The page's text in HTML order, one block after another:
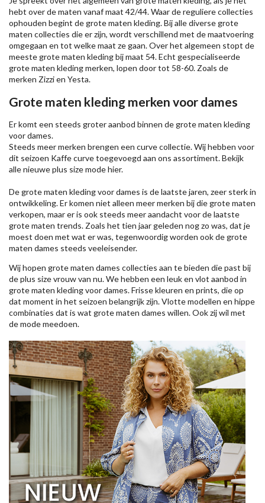
hebt over de maten vanaf maat 42/44. Waar de reguliere collecties
ophouden begint de grote maten kleding. Bij alle diverse grote
maten collecties die er zijn, wordt verschillend met de maatvoering
omgegaan en tot welke maat ze gaan. Over het algemeen stopt de
meeste grote maten kleding bij maat 54. Echt gespecialiseerde
grote maten kleding merken, lopen door tot 58-60. Zoals de
merken Zizzien Yesta.
Grote maten kleding merken voor dames
Er komt een steeds groter aanbod binnen de grote maten kleding
voor dames.
Steeds meer merken brengen een curve collectie. Wij hebben voor
dit seizoen Kaffecurve toegevoegd aan ons assortiment. Bekijk
alle nieuweplus size modehier.
De grote maten kleding voor dames is de laatste jaren, zeer sterk in
ontwikkeling. Er komen niet alleen meer merken bij die grote maten
verkopen, maar er is ook steeds meer aandacht voor de laatste
grote maten trends. Zoals het tien jaar geleden nog zo was, dat je
moest doen met wat er was, tegenwoordig worden ook de grote
maten dames steeds veeleisender.
Wij hopen grote maten dames collecties aan te bieden die past bij
de plus size vrouw van nu. We hebben een leuk en vlot aanbod in
grote maten kleding voor dames. Frisse kleuren en prints, die op
dat moment in het seizoen belangrijk zijn. Vlotte modellen en hippe
combinaties dat is wat grote maten dames willen. Ook zij wil met
de mode meedoen.